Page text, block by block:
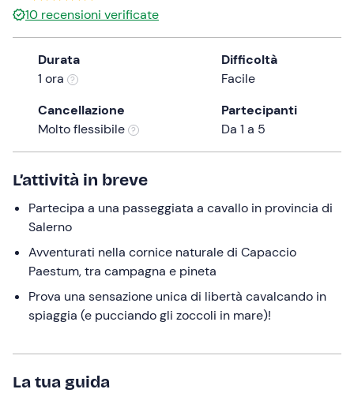
the
question
mark
keyboard
shortcuts
for
changing
dates.
10 recensioni verificate
Durata
1 ora
Difficoltà
Facile
Cancellazione
Molto flessibile
Partecipanti
Da 1 a 5
L’attività in breve
Partecipa a una passeggiata a cavallo in provincia di
Salerno
Avventurati nella cornice naturale di Capaccio
Paestum, tra campagna e pineta
Prova una sensazione unica di libertà cavalcando in
spiaggia (e pucciando gli zoccoli in mare)!
La tua guida